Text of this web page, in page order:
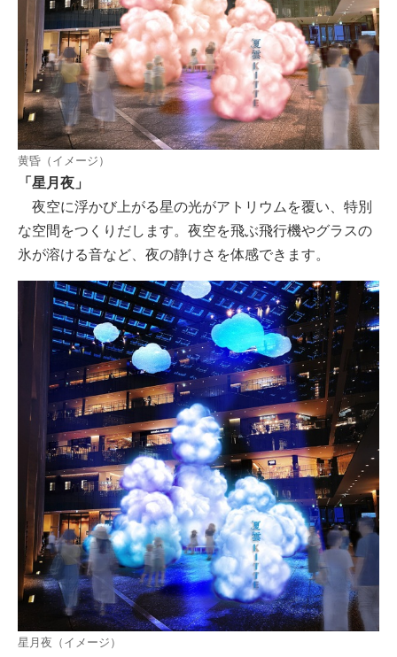
黄昏（イメージ）
「星月夜」
夜空に浮かび上がる星の光がアトリウムを覆い、特別
な空間をつくりだします。夜空を飛ぶ飛行機やグラスの
氷が溶ける音など、夜の静けさを体感できます。
星月夜（イメージ）